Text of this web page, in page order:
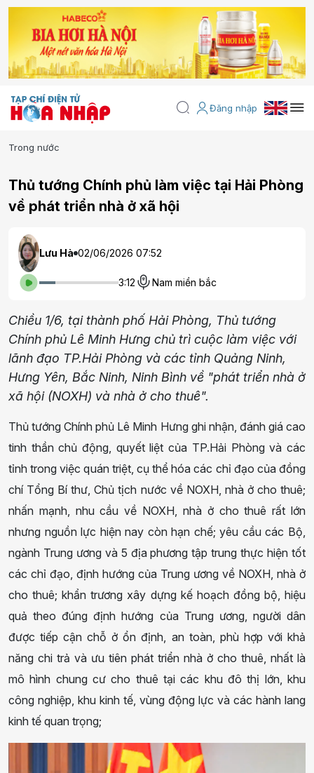
Đăng nhập
Trong nước
Thủ tướng Chính phủ làm việc tại Hải Phòng
về phát triển nhà ở xã hội
Lưu Hà 02/06/2026 07:52
3:12 Nam miền bắc
Chiều 1/6, tại thành phố Hải Phòng, Thủ tướng
Chính phủ Lê Minh Hưng chủ trì cuộc làm việc với
lãnh đạo TP.Hải Phòng và các tỉnh Quảng Ninh,
Hưng Yên, Bắc Ninh, Ninh Bình về "phát triển nhà ở
xã hội (NOXH) và nhà ở cho thuê".
Thủ tướng Chính phủ Lê Minh Hưng ghi nhận, đánh giá cao
tinh thần chủ động, quyết liệt của TP.Hải Phòng và các
tỉnh trong việc quán triệt, cụ thể hóa các chỉ đạo của đồng
chí Tổng Bí thư, Chủ tịch nước về NOXH, nhà ở cho thuê;
nhấn mạnh, nhu cầu về NOXH, nhà ở cho thuê rất lớn
nhưng nguồn lực hiện nay còn hạn chế; yêu cầu các Bộ,
ngành Trung ương và 5 địa phương tập trung thực hiện tốt
các chỉ đạo, định hướng của Trung ương về NOXH, nhà ở
cho thuê; khẩn trương xây dựng kế hoạch đồng bộ, hiệu
quả theo đúng định hướng của Trung ương, người dân
được tiếp cận chỗ ở ổn định, an toàn, phù hợp với khả
năng chi trả và ưu tiên phát triển nhà ở cho thuê, nhất là
mô hình chung cư cho thuê tại các khu đô thị lớn, khu
công nghiệp, khu kinh tế, vùng động lực và các hành lang
kinh tế quan trọng;